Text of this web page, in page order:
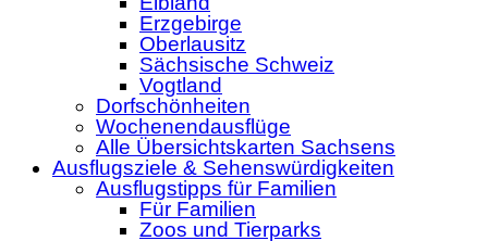
Erzgebirge
Oberlausitz
Sächsische Schweiz
Vogtland
Dorfschönheiten
Wochenendausflüge
Alle Übersichtskarten Sachsens
Ausflugsziele & Sehenswürdigkeiten
Ausflugstipps für Familien
Für Familien
Zoos und Tierparks